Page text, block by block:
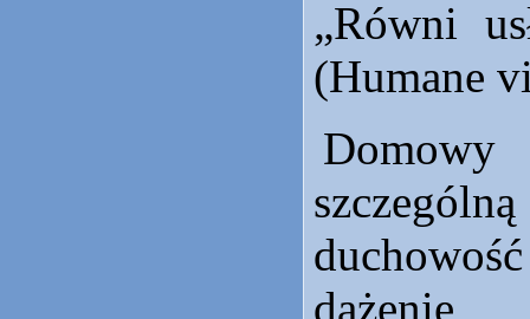
Równi
(Humane
Domowy